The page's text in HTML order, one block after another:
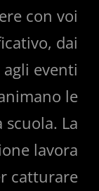
con voi
dai
eventi
le
La
lavora
catturare